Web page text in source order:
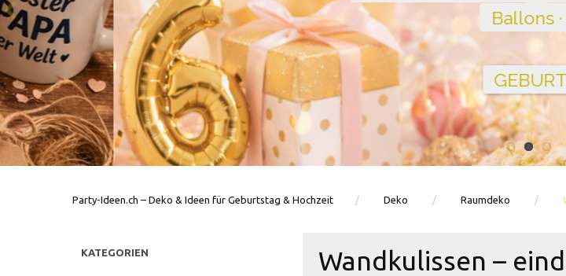
Ballons · Tischdeko ·
Party-Ideen.ch – Deko & Ideen für Geburtstag & Hochzeit Deko Raumdeko
KATEGORIEN
Wandkulissen –